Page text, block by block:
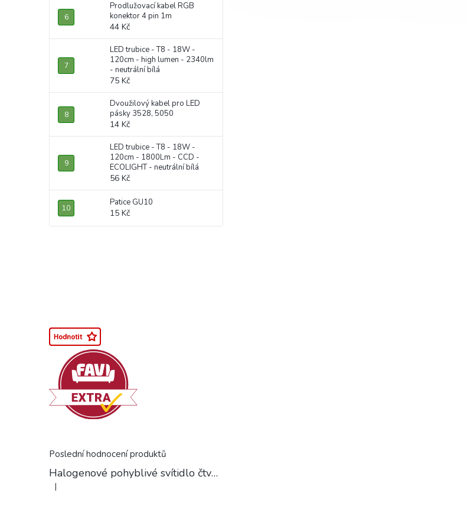
Prodlužovací kabel RGB
konektor 4 pin 1m
44 Kč
LED trubice - T8 - 18W -
120cm - high lumen - 2340lm
- neutrální bílá
75 Kč
Dvoužilový kabel pro LED
pásky 3528, 5050
14 Kč
LED trubice - T8 - 18W -
120cm - 1800Lm - CCD -
ECOLIGHT - neutrální bílá
56 Kč
Patice GU10
15 Kč
Poslední hodnocení produktů
Halogenové pohyblivé svítidlo čtvercové chrom
Hodnocení produktu je 5 z 5 hvězdiček.
|